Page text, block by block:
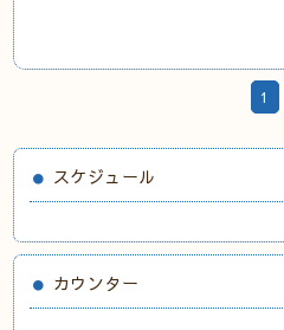
1
スケジュール
カウンター